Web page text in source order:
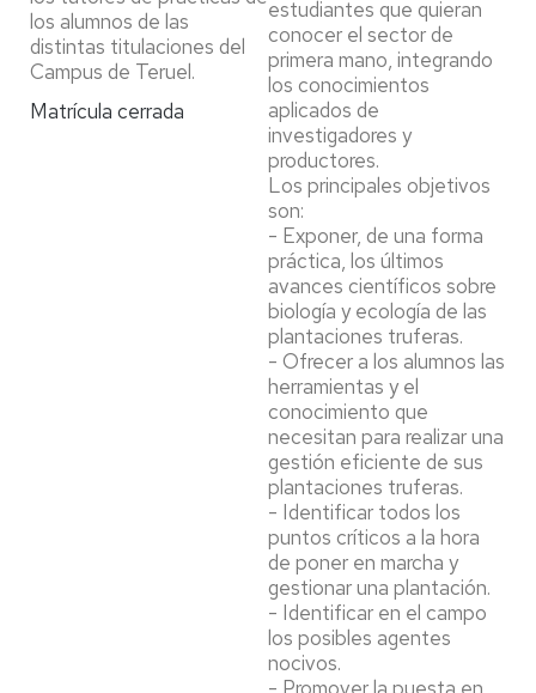
los alumnos de las
distintas titulaciones del
Campus de Teruel.
Matrícula cerrada
estudiantes que quieran
conocer el sector de
primera mano, integrando
los conocimientos
aplicados de
investigadores y
productores.
Los principales objetivos
son:
- Exponer, de una forma
práctica, los últimos
avances científicos sobre
biología y ecología de las
plantaciones truferas.
- Ofrecer a los alumnos las
herramientas y el
conocimiento que
necesitan para realizar una
gestión eficiente de sus
plantaciones truferas.
- Identificar todos los
puntos críticos a la hora
de poner en marcha y
gestionar una plantación.
- Identificar en el campo
los posibles agentes
nocivos.